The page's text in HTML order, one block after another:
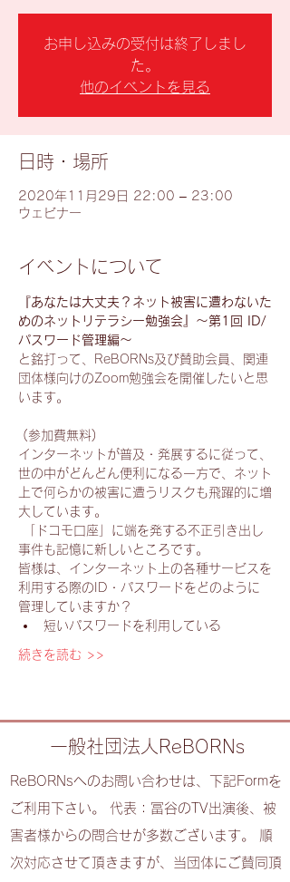
お申し込みの受付は終了しまし
た。
他のイベントを見る
日時・場所
2020年11月29日 22:00 – 23:00
ウェビナー
イベントについて
『あなたは大丈夫？ネット被害に遭わないた
めのネットリテラシー勉強会』 〜第1回 ID/
パスワード管理編〜
と銘打って、ReBORNs及び賛助会員、関連
団体様向けのZoom勉強会を開催したいと思
(参加費無料)
インターネットが普及・発展するに従って、
世の中がどんどん便利になる一方で、ネット
上で何らかの被害に遭うリスクも飛躍的に増
大しています。
事件も記憶に新しいところです。
皆様は、インターネット上の各種サービスを
利用する際のID・パスワードをどのように
管理していますか？
短いパスワードを利用している
続きを読む >>
一般社団法人ReBORNs
ReBORNsへのお問い合わせは、下記Formを
ご利用下さい。 代表：冨谷のTV出演後、被
害者様からの問合せが多数ございます。 順
次対応させて頂きますが、当団体にご賛同頂